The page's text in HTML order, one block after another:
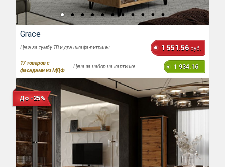
Grace
Цена за тумбу ТВ и два шкафа-витрины 1 551.56 руб.
17товаров с
фасадами из МДФ
Цена за набор на картинке 1 934.16
До -25%